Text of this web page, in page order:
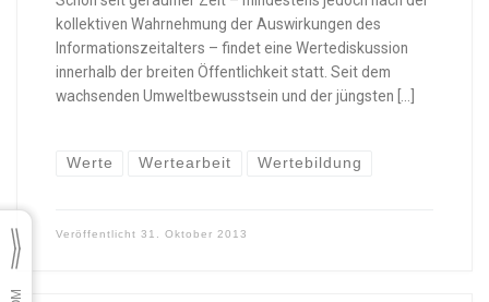
kollektiven Wahrnehmung der Auswirkungen des
Informationszeitalters – findet eine Wertediskussion
innerhalb der breiten Öffentlichkeit statt. Seit dem
wachsenden Umweltbewusstsein und der jüngsten […]
Werte Wertearbeit Wertebildung
Veröffentlicht 31. Oktober 2013